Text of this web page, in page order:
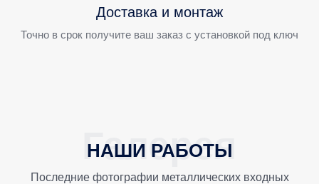
Доставка и монтаж
Точно в срок получите ваш заказ с установкой под ключ
НАШИ РАБОТЫ
Последние фотографии металлических входных